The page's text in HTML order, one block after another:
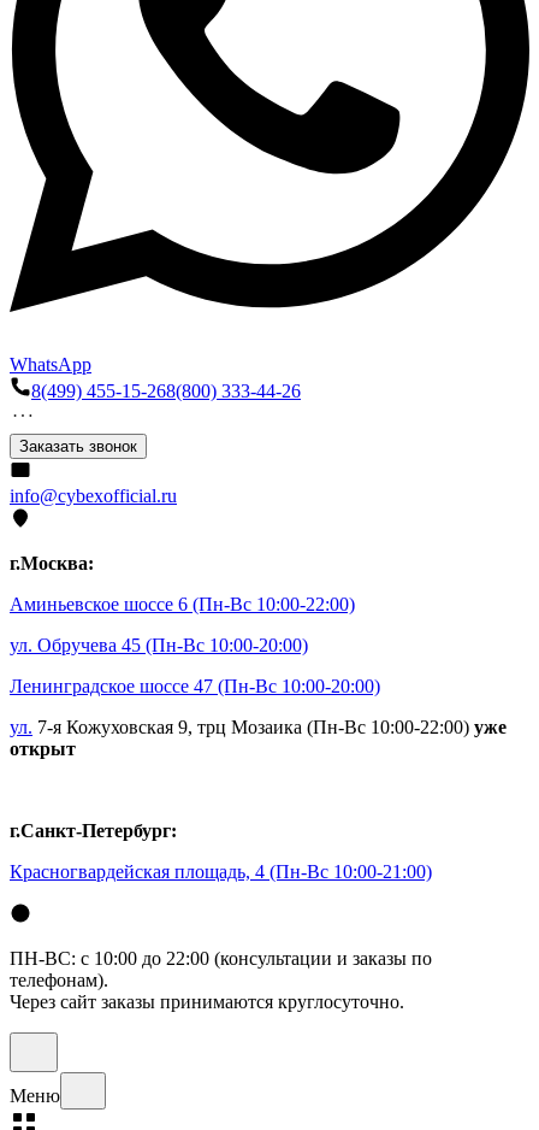
WhatsApp
8(499) 455-15-268(800) 333-44-26
Заказать звонок
info@cybexofficial.ru
г.Москва:
Аминьевское шоссе 6 (Пн-Вс 10:00-22:00)
ул. Обручева 45 (Пн-Вс 10:00-20:00)
Ленинградское шоссе 47 (Пн-Вс 10:00-20:00)
ул. 7-я Кожуховская 9, трц Мозаика (Пн-Вс 10:00-22:00) уже
открыт
г.Санкт-Петербург:
Красногвардейская площадь, 4 (Пн-Вс 10:00-21:00)
ПН-ВС: с 10:00 до 22:00 (консультации и заказы по
телефонам).
Через сайт заказы принимаются круглосуточно.
Меню